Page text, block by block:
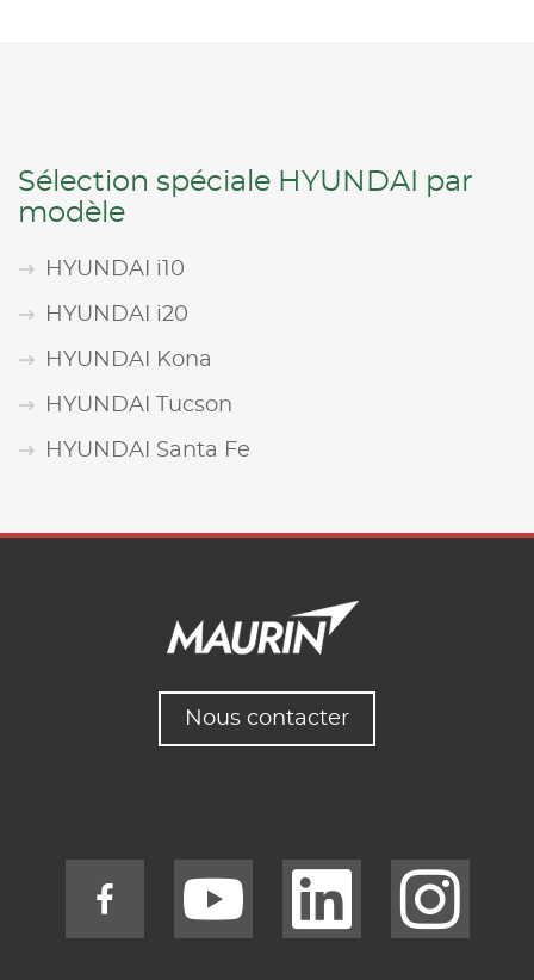
Sélection spéciale HYUNDAI par
modèle
HYUNDAI i10
HYUNDAI i20
HYUNDAI Kona
HYUNDAI Tucson
HYUNDAI Santa Fe
Nous contacter